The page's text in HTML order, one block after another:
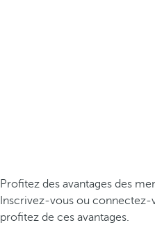
Profitez des avantages des
Inscrivez-vous ou connectez-
profitez de ces avantages.